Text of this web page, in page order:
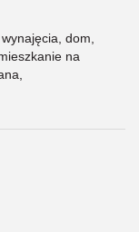
dom,
na